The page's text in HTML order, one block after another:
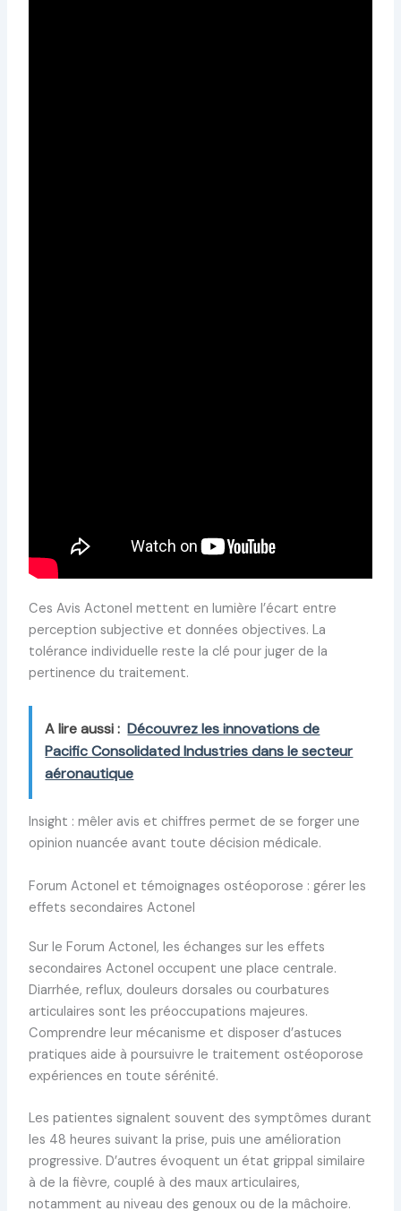
Ces Avis Actonel mettent en lumière l’écart entre
perception subjective et données objectives. La
tolérance individuelle reste la clé pour juger de la
pertinence du traitement.
A lire aussi : Découvrez les innovations de
Pacific Consolidated Industries dans le secteur
aéronautique
Insight : mêler avis et chiffres permet de se forger une
opinion nuancée avant toute décision médicale.
Forum Actonel et témoignages ostéoporose : gérer les
effets secondaires Actonel
Sur le Forum Actonel, les échanges sur les effets
secondaires Actonel occupent une place centrale.
Diarrhée, reflux, douleurs dorsales ou courbatures
articulaires sont les préoccupations majeures.
Comprendre leur mécanisme et disposer d’astuces
pratiques aide à poursuivre le traitement ostéoporose
expériences en toute sérénité.
Les patientes signalent souvent des symptômes durant
les 48 heures suivant la prise, puis une amélioration
progressive. D’autres évoquent un état grippal similaire
à de la fièvre, couplé à des maux articulaires,
notamment au niveau des genoux ou de la mâchoire.